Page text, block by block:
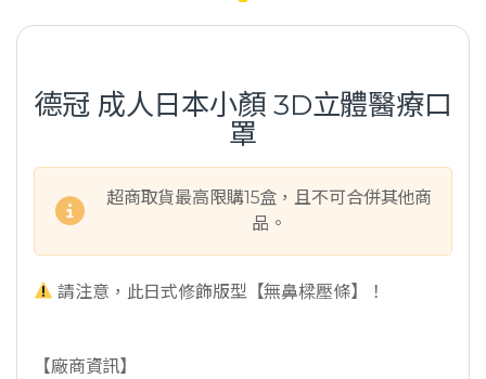
德冠 成人日本小顏 3D立體醫療口
罩
超商取貨最高限購15盒，且不可合併其他商
品。
請注意，此日式修飾版型【無鼻樑壓條】！
【廠商資訊】